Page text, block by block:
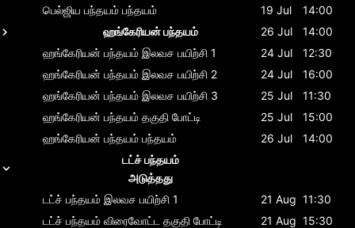
பெல்ஜிய பந்தயம் பந்தயம் 19 Jul
14:00
ஹங்கேரியன் பந்தயம்
26 Jul
14:00
ஹங்கேரியன் பந்தயம் இலவச பயிற்சி 1 24 Jul
12:30
ஹங்கேரியன் பந்தயம் இலவச பயிற்சி 2 24 Jul
16:00
ஹங்கேரியன் பந்தயம் இலவச பயிற்சி 3 25 Jul
11:30
ஹங்கேரியன் பந்தயம் தகுதி போட்டி 25 Jul
15:00
ஹங்கேரியன் பந்தயம் பந்தயம் 26 Jul
14:00
டட்ச் பந்தயம்
அடுத்தது
டட்ச் பந்தயம் இலவச பயிற்சி 1 21 Aug 11:30
டட்ச் பந்தயம் விரைவோட்ட தகுதி போட்டி 21 Aug 15:30